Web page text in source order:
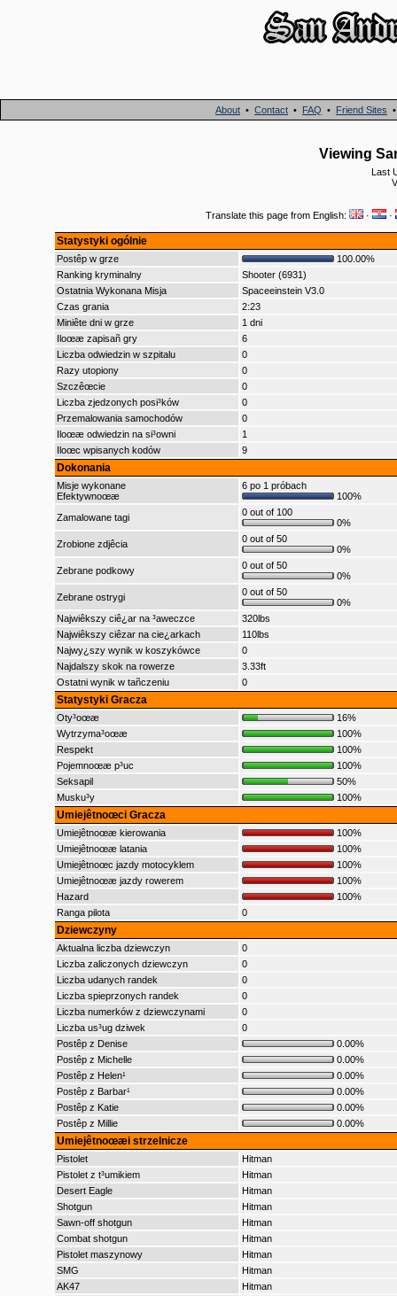
About • Contact • FAQ • Friend Sites
Viewing
Last
Translate this page from English: · ·
Statystyki ogólnie
Postêp w grze
100.00%
Ranking kryminalny
Shooter (6931)
Ostatnia Wykonana Misja
Spaceeinstein V3.0
Czas grania
2:23
Miniête dni w grze
1 dni
Iloœæ zapisañ gry
6
Liczba odwiedzin w szpitalu
0
Razy utopiony
0
Szczêœcie
0
Liczba zjedzonych posi³ków
0
Przemalowania samochodów
0
Iloœæ odwiedzin na si³owni
1
Iloœc wpisanych kodów
9
Dokonania
Misje wykonane
Efektywnoœæ
6 po 1 próbach
100%
Zamalowane tagi
0 out of 100
0%
Zrobione zdjêcia
0 out of 50
0%
Zebrane podkowy
0 out of 50
0%
Zebrane ostrygi
0 out of 50
0%
Najwiêkszy ciê¿ar na ³aweczce
320lbs
Najwiêkszy ciêzar na cie¿arkach
110lbs
Najwy¿szy wynik w koszykówce
0
Najdalszy skok na rowerze
3.33ft
Ostatni wynik w tañczeniu
0
Statystyki Gracza
Oty³oœæ
16%
Wytrzyma³oœæ
100%
Respekt
100%
Pojemnoœæ p³uc
100%
Seksapil
50%
Musku³y
100%
Umiejêtnoœci Gracza
Umiejêtnoœæ kierowania
100%
Umiejêtnoœæ latania
100%
Umiejêtnoœc jazdy motocyklem
100%
Umiejêtnoœæ jazdy rowerem
100%
Hazard
100%
Ranga pilota
0
Dziewczyny
Aktualna liczba dziewczyn
0
Liczba zaliczonych dziewczyn
0
Liczba udanych randek
0
Liczba spieprzonych randek
0
Liczba numerków z dziewczynami
0
Liczba us³ug dziwek
0
Postêp z Denise
0.00%
Postêp z Michelle
0.00%
Postêp z Helen¹
0.00%
Postêp z Barbar¹
0.00%
Postêp z Katie
0.00%
Postêp z Millie
0.00%
Umiejêtnoœæi strzelnicze
Pistolet
Hitman
Pistolet z t³umikiem
Hitman
Desert Eagle
Hitman
Shotgun
Hitman
Sawn-off shotgun
Hitman
Combat shotgun
Hitman
Pistolet maszynowy
Hitman
SMG
Hitman
AK47
Hitman